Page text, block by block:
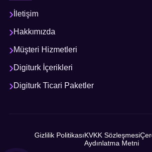
İletişim
Hakkımızda
Müşteri Hizmetleri
Digiturk İçerikleri
Digiturk Ticari Paketler
Gizlilik PolitikasıKVKK Sözleşmesi
Aydınlatma Metni